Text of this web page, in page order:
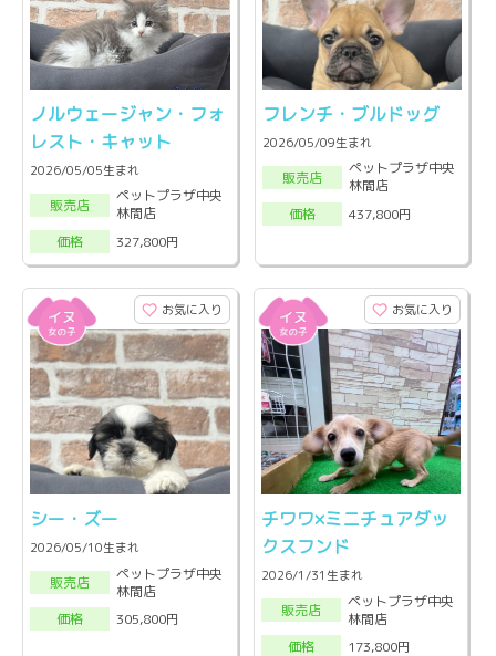
ノルウェージャン・フォ
レスト・キャット
2026/05/05生まれ
販売店
ペットプラザ中央
林間店
価格
327,800円
フレンチ・ブルドッグ
2026/05/09生まれ
販売店
ペットプラザ中央
林間店
価格
437,800円
お気に入り
シー・ズー
2026/05/10生まれ
販売店
ペットプラザ中央
林間店
価格
305,800円
お気に入り
チワワ×ミニチュアダッ
クスフンド
2026/1/31生まれ
販売店
ペットプラザ中央
林間店
価格
173,800円